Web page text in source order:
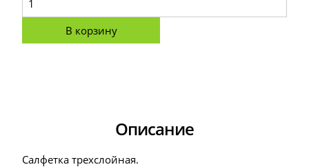
В корзину
Описание
Салфетка трехслойная.